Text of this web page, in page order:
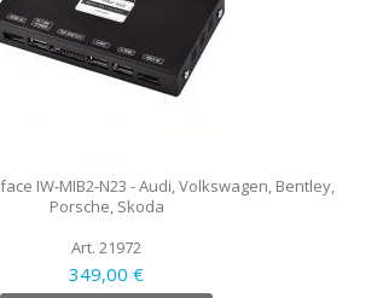
IW-MIB2-N23 - Audi, Volkswagen, Bentley,
Porsche, Skoda
Art. 21972
349,00 €